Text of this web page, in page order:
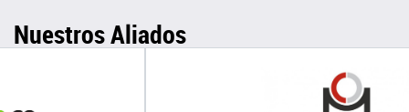
Nuestros Aliados